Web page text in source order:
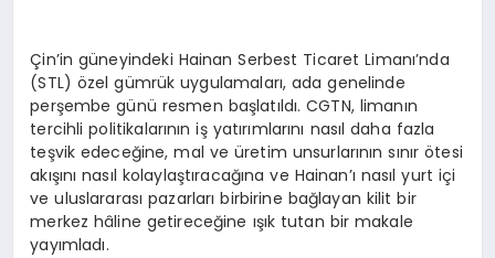
Çin’in güneyindeki Hainan Serbest Ticaret Limanı’nda
(STL) özel gümrük uygulamaları, ada genelinde
perşembe günü resmen başlatıldı. CGTN, limanın
tercihli politikalarının iş yatırımlarını nasıl daha fazla
teşvik edeceğine, mal ve üretim unsurlarının sınır ötesi
akışını nasıl kolaylaştıracağına ve Hainan’ı nasıl yurt içi
ve uluslararası pazarları birbirine bağlayan kilit bir
merkez hâline getireceğine ışık tutan bir makale
yayımladı.